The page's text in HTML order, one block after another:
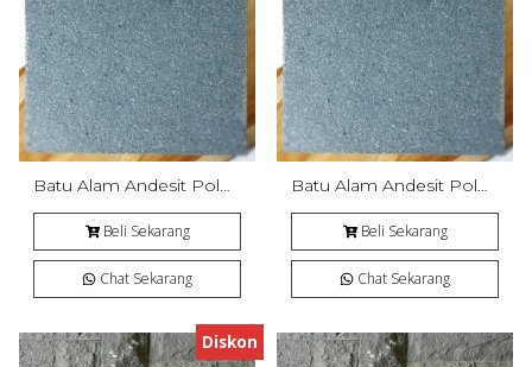
Batu Alam Andesit Polos Bakar
Beli Sekarang
Chat Sekarang
Batu Alam Andesit Polos Bakar
Beli Sekarang
Chat Sekarang
Diskon